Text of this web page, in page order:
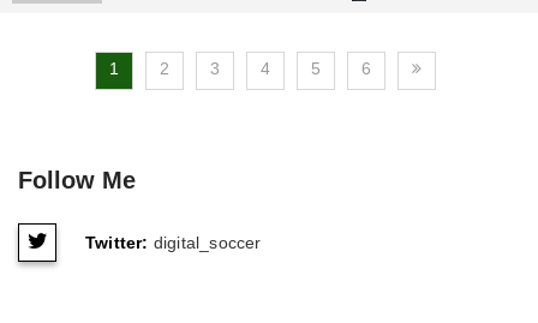
1 2 3 4 5 6
Follow Me
Twitter: digital_soccer